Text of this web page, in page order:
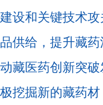
设和关键技术
供给，提升藏
藏医药创新突
挖掘新的藏药